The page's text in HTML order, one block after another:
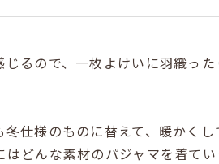
るので、一枚よけいに羽織っ
仕様のものに替えて、暖かくし
どんな素材のパジャマを着てい